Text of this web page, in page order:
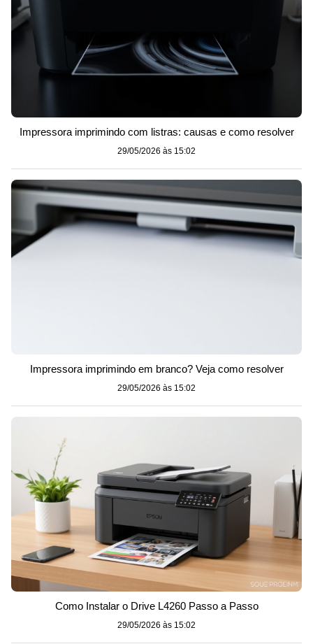
Impressora imprimindo com listras: causas e como resolver
29/05/2026 às 15:02
Impressora imprimindo em branco? Veja como resolver
29/05/2026 às 15:02
Como Instalar o Drive L4260 Passo a Passo
29/05/2026 às 15:02